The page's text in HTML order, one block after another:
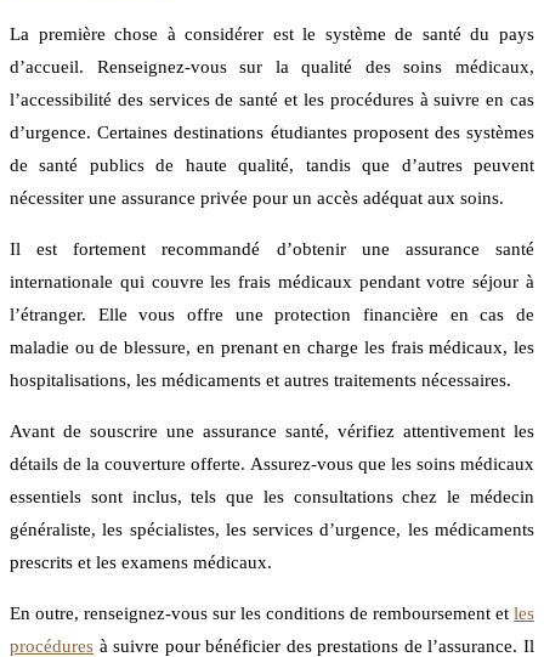
La première chose à considérer est le système de santé du pays
d’accueil. Renseignez-vous sur la qualité des soins médicaux,
l’accessibilité des services de santé et les procédures à suivre en cas
d’urgence. Certaines destinations étudiantes proposent des systèmes
de santé publics de haute qualité, tandis que d’autres peuvent
nécessiter une assurance privée pour un accès adéquat aux soins.
Il est fortement recommandé d’obtenir une assurance santé
internationale qui couvre les frais médicaux pendant votre séjour à
l’étranger. Elle vous offre une protection financière en cas de
maladie ou de blessure, en prenant en charge les frais médicaux, les
hospitalisations, les médicaments et autres traitements nécessaires.
Avant de souscrire une assurance santé, vérifiez attentivement les
détails de la couverture offerte. Assurez-vous que les soins médicaux
essentiels sont inclus, tels que les consultations chez le médecin
généraliste, les spécialistes, les services d’urgence, les médicaments
prescrits et les examens médicaux.
En outre, renseignez-vous sur les conditions de remboursement et les
procédures à suivre pour bénéficier des prestations de l’assurance. Il